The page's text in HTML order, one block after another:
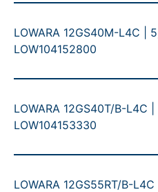
LOWARA 12GS40M-L4C |
LOW104152800
LOWARA 12GS40T/B-
LOW104153330
LOWARA 12GS55RT/B-